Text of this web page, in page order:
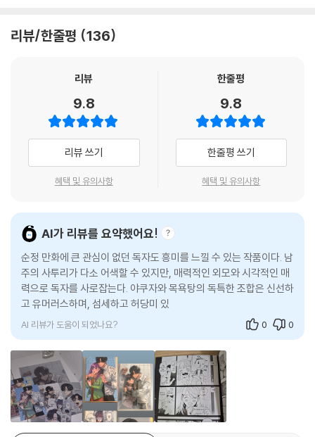
리뷰/한줄평 136
리뷰
9.8
리뷰 쓰기
혜택 및 유의사항
한줄평
9.8
한줄평 쓰기
혜택 및 유의사항
AI가 리뷰를 요약했어요!
순정 만화에 큰 관심이 없던 독자도 흥미를 느낄 수 있는 작품이다. 남
주의 사투리가 다소 어색할 수 있지만, 매력적인 외모와 시각적인 매
력으로 독자를 사로잡는다. 야쿠자와 목욕탕의 독특한 조합은 신선하
고 유머러스하며, 섬세하고 허당미 있는 주인공이 매력적으로 그려
져 있다.
AI 리뷰가 도움이 되었나요? 0 0